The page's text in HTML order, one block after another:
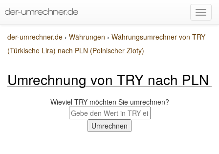
der-umrechner.de › Währungen › Währungsumrechner von TRY
(Türkische Lira) nach PLN (Polnischer Zloty)
Umrechnung von TRY nach PLN
Wieviel TRY möchten Sie umrechnen?